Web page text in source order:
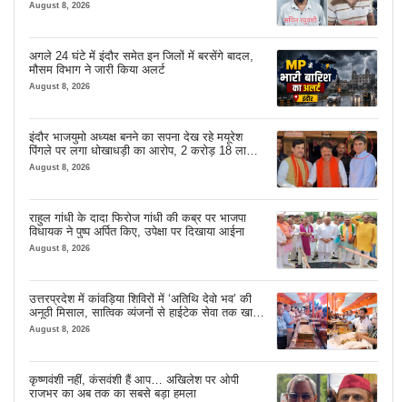
August 8, 2026
अगले 24 घंटे में इंदौर समेत इन जिलों में बरसेंगे बादल,
मौसम विभाग ने जारी किया अलर्ट
August 8, 2026
इंदौर भाजयुमो अध्यक्ष बनने का सपना देख रहे मयूरेश
पिंगले पर लगा धोखाधड़ी का आरोप, 2 करोड़ 18 लाख
लेने के बाद भी नहीं दिया जमीन का कब्जा
August 8, 2026
राहुल गांधी के दादा फिरोज गांधी की कब्र पर भाजपा
विधायक ने पुष्प अर्पित किए, उपेक्षा पर दिखाया आईना
August 8, 2026
उत्तरप्रदेश में कांवड़िया शिविरों में ‘अतिथि देवो भव’ की
अनूठी मिसाल, सात्विक व्यंजनों से हाईटेक सेवा तक खास
इंतजाम
August 8, 2026
कृष्णवंशी नहीं, कंसवंशी हैं आप… अखिलेश पर ओपी
राजभर का अब तक का सबसे बड़ा हमला